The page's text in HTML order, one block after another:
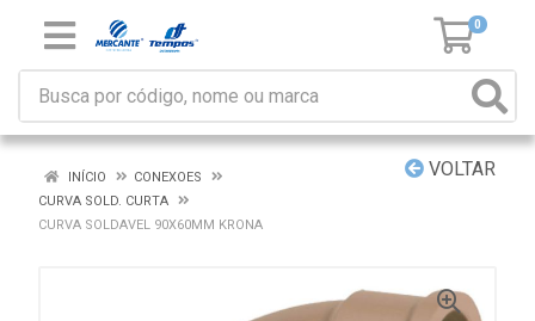
0
VOLTAR
INÍCIO
CONEXOES
CURVA SOLD. CURTA
CURVA SOLDAVEL 90X60MM KRONA